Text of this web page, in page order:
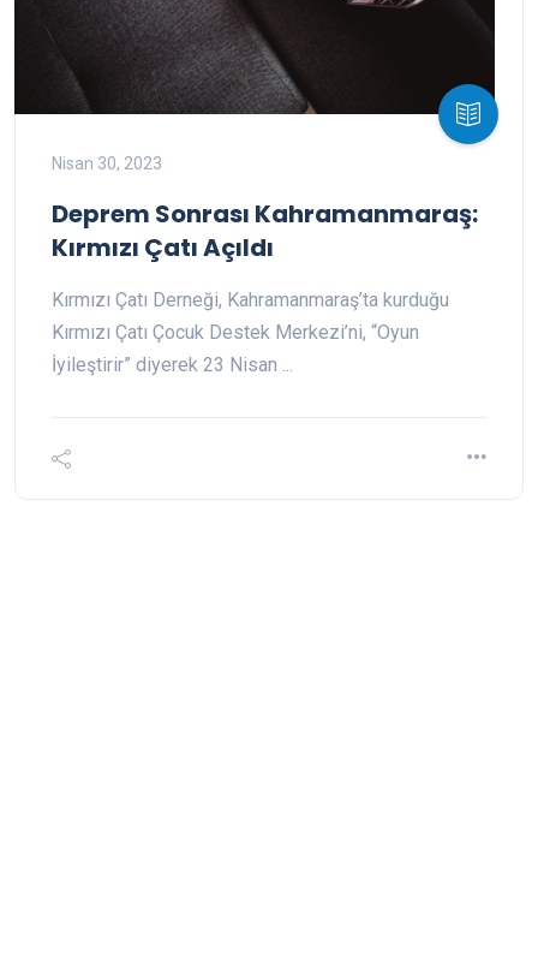
Nisan 30, 2023
Deprem Sonrası Kahramanmaraş:
Kırmızı Çatı Açıldı
Kırmızı Çatı Derneği, Kahramanmaraş’ta kurduğu
Kırmızı Çatı Çocuk Destek Merkezi’ni, “Oyun
İyileştirir” diyerek 23 Nisan ...